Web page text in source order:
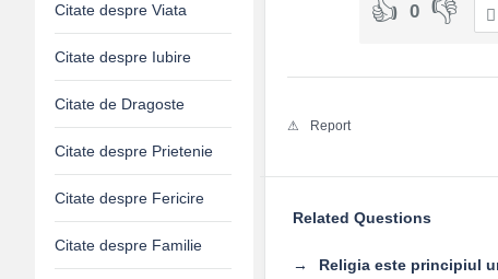
0
Report
Related Questions
Religia este principiul
Citate despre Viata
Citate despre Iubire
Citate de Dragoste
Citate despre Prietenie
Citate despre Fericire
Citate despre Familie